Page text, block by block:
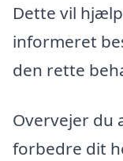
Dette vil
informeret
den rette
Overvejer du
forbedre dit